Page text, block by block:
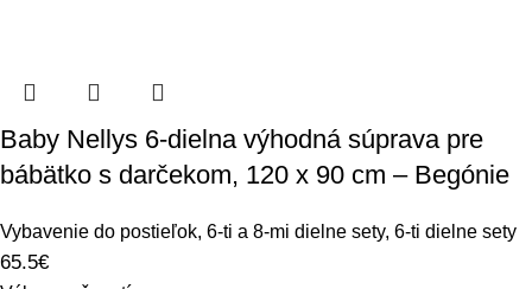
Baby Nellys 6-dielna výhodná súprava pre
bábätko s darčekom, 120 x 90 cm – Begónie
Vybavenie do postieľok, 6-ti a 8-mi dielne sety, 6-ti dielne sety
65.5€